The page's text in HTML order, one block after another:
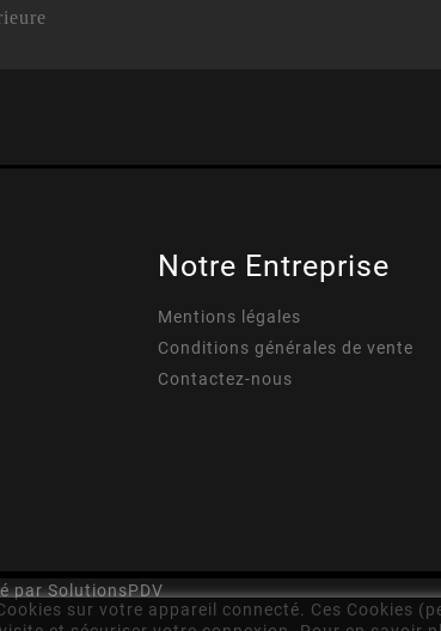
sur votre appareil connecté. Ces Cookies
Notre Entreprise
Mentions légales
Conditions générales de vente
Contactez-nous
par SolutionsPDV